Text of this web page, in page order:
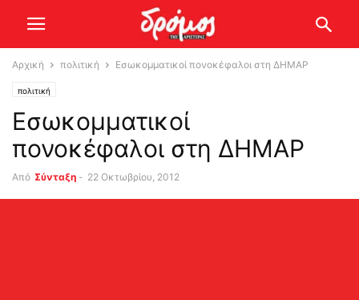
Αρχική πολιτική Εσωκομματικοί πονοκέφαλοι στη ΔΗΜΑΡ
πολιτική
Εσωκομματικοί
πονοκέφαλοι στη ΔΗΜΑΡ
Από Σύνταξη - 22 Οκτωβρίου, 2012